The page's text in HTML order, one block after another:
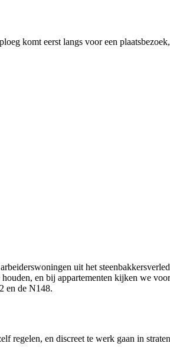
komt eerst langs voor een
uit het
en bij appartementen kijken we
en de N148.
regelen, en discreet te werk gaan in